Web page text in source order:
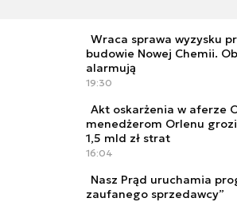
Wraca sprawa wyzysku
budowie Nowej Chemii.
alarmują
19:30
Akt oskarżenia w aferze
menedżerom Orlenu
1,5 mld zł strat
16:04
Nasz Prąd uruchamia
zaufanego sprzedawcy”